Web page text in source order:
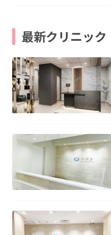
最新クリニック